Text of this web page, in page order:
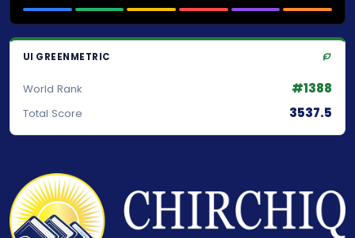
UI GREENMETRIC
World Rank #1388
Total Score 3537.5